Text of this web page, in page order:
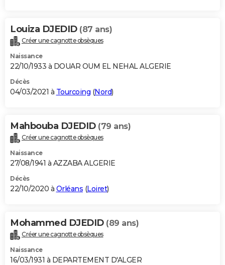
Louiza DJEDID (87 ans)
Créer une cagnotte obsèques
Naissance
22/10/1933 à DOUAR OUM EL NEHAL ALGERIE
Décès
04/03/2021 à Tourcoing (Nord)
Mahbouba DJEDID (79 ans)
Créer une cagnotte obsèques
Naissance
27/08/1941 à AZZABA ALGERIE
Décès
22/10/2020 à Orléans (Loiret)
Mohammed DJEDID (89 ans)
Créer une cagnotte obsèques
Naissance
16/03/1931 à DEPARTEMENT D'ALGER